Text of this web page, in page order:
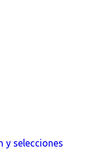
y selecciones